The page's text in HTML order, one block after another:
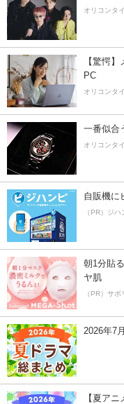
オリコンタ
【驚愕
PC
オリコンタ
一番似合
オリコンタ
自販機に
（PR）ジハ
朝1分貼
ヤ肌
（PR）サボ
2026年7
【夏ア